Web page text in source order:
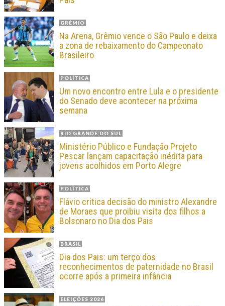
GRÊMIO
Na Arena, Grêmio vence o São Paulo e deixa
a zona de rebaixamento do Campeonato
Brasileiro
POLÍTICA
Um novo encontro entre Lula e o presidente
do Senado deve acontecer na próxima
semana
RIO GRANDE DO SUL
Ministério Público e Fundação Projeto
Pescar lançam capacitação inédita para
jovens acolhidos em Porto Alegre
POLÍTICA
Flávio critica decisão do ministro Alexandre
de Moraes que proibiu visita dos filhos a
Bolsonaro no Dia dos Pais
BRASIL
Dia dos Pais: um terço dos
reconhecimentos de paternidade no Brasil
ocorre após a primeira infância
ELEIÇÕES 2026